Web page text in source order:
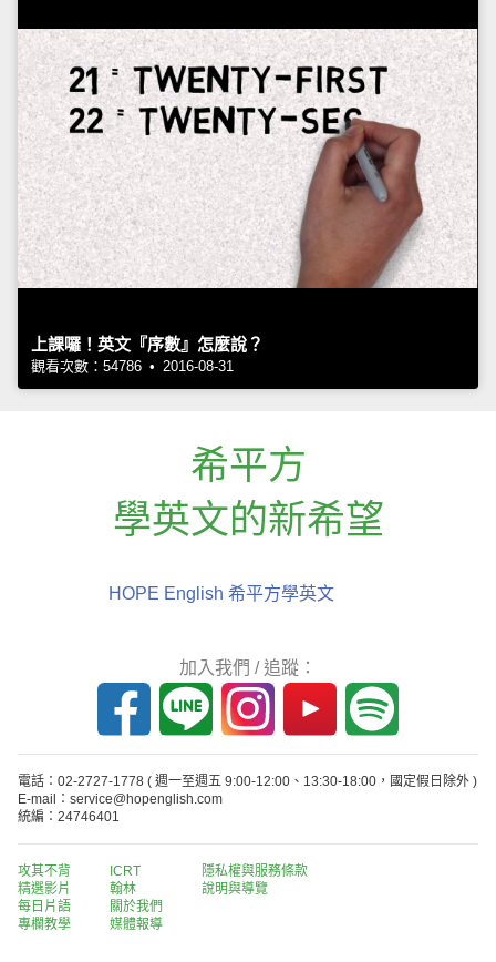
上課囉！英文『序數』怎麼說？
觀看次數：54786 • 2016-08-31
希平方
學英文的新希望
HOPE English 希平方學英文
加入我們 / 追蹤：
電話：02-2727-1778 ( 週一至週五 9:00-12:00、13:30-18:00，國定假日除外 )
E-mail：service@hopenglish.com
統編：24746401
攻其不背
精選影片
每日片語
專欄教學
ICRT
翰林
關於我們
媒體報導
隱私權與服務條款
說明與導覽